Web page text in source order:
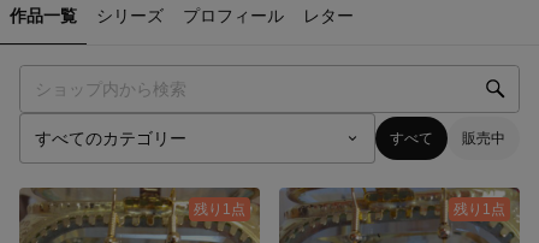
作品一覧 シリーズ プロフィール レター
すべて 販売中
残り1点 残り1点